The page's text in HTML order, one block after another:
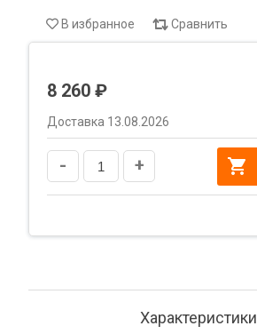
В избранное Сравнить
8 260 ₽
Доставка 13.08.2026
- +
Характеристики